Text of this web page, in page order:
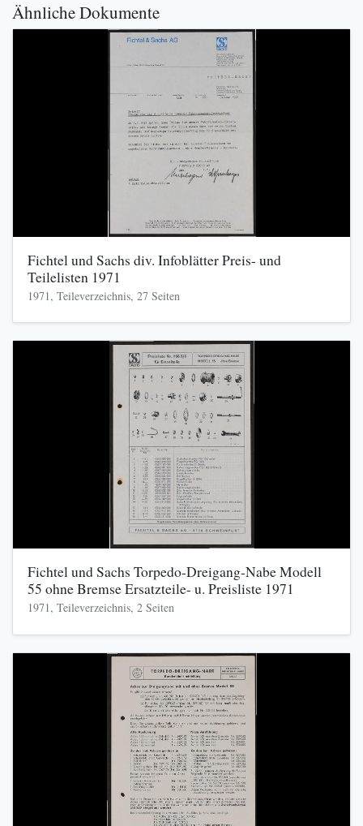
Ähnliche Dokumente
Fichtel und Sachs div. Infoblätter Preis- und
Teilelisten 1971
1971, Teileverzeichnis, 27 Seiten
Fichtel und Sachs Torpedo-Dreigang-Nabe Modell
55 ohne Bremse Ersatzteile- u. Preisliste 1971
1971, Teileverzeichnis, 2 Seiten